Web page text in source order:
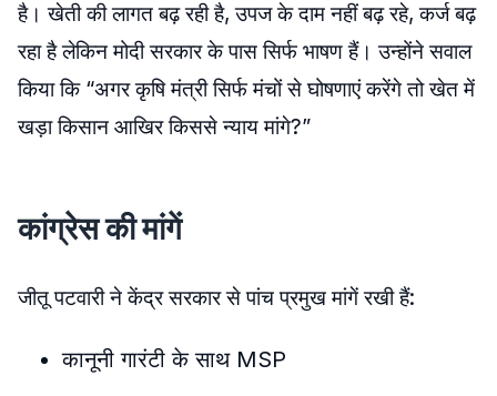
है। खेती की लागत बढ़ रही है, उपज के दाम नहीं बढ़ रहे, कर्ज बढ़
रहा है लेकिन मोदी सरकार के पास सिर्फ भाषण हैं। उन्होंने सवाल
किया कि “अगर कृषि मंत्री सिर्फ मंचों से घोषणाएं करेंगे तो खेत में
खड़ा किसान आखिर किससे न्याय मांगे?”
कांग्रेस की मांगें
जीतू पटवारी ने केंद्र सरकार से पांच प्रमुख मांगें रखी हैं:
कानूनी गारंटी के साथ MSP